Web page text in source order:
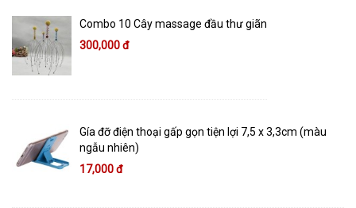
Combo 10 Cây massage đầu thư giãn
300,000 đ
Gía đỡ điện thoại gấp gọn tiện lợi 7,5 x 3,3cm (màu
ngẫu nhiên)
17,000 đ